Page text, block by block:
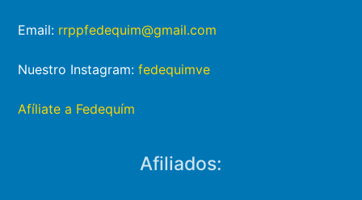
Email: rrppfedequim@gmail.com
Nuestro Instagram:fedequimve
Afíliate a Fedequím
Afiliados: